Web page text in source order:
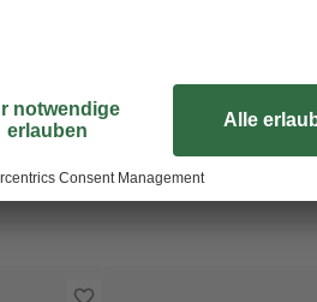
einer Breite von 225 mm und
erfolgreiche Verlegung